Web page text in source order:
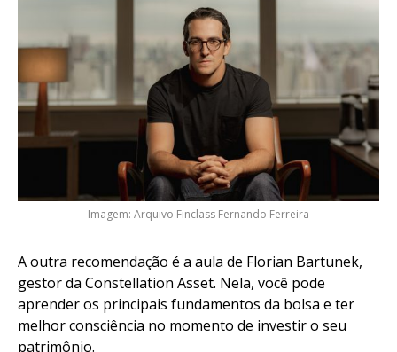
Imagem: Arquivo Finclass Fernando Ferreira
A outra recomendação é a aula de Florian Bartunek,
gestor da Constellation Asset. Nela, você pode
aprender os principais fundamentos da bolsa e ter
melhor consciência no momento de investir o seu
patrimônio.